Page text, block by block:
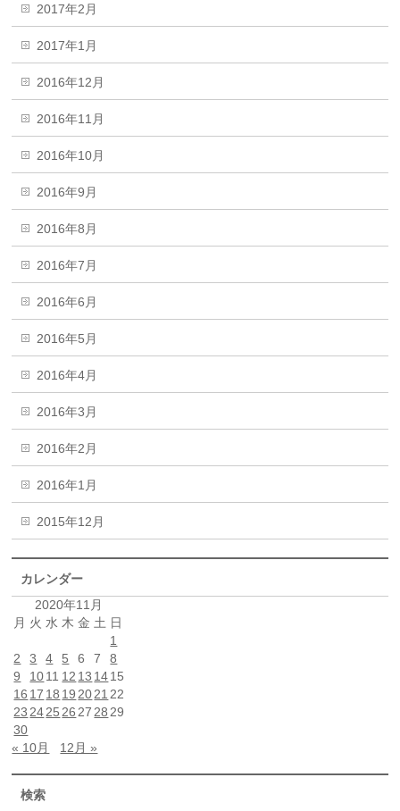
2017年2月
2017年1月
2016年12月
2016年11月
2016年10月
2016年9月
2016年8月
2016年7月
2016年6月
2016年5月
2016年4月
2016年3月
2016年2月
2016年1月
2015年12月
カレンダー
2020年11月
月 火 水 木 金 土 日
1
2
3 4 5 6 7
8
9
1011 12 13 1415
16 17 18 19 2021 22
23 2425 26 27 28 29
30
« 10月
12月 »
検索